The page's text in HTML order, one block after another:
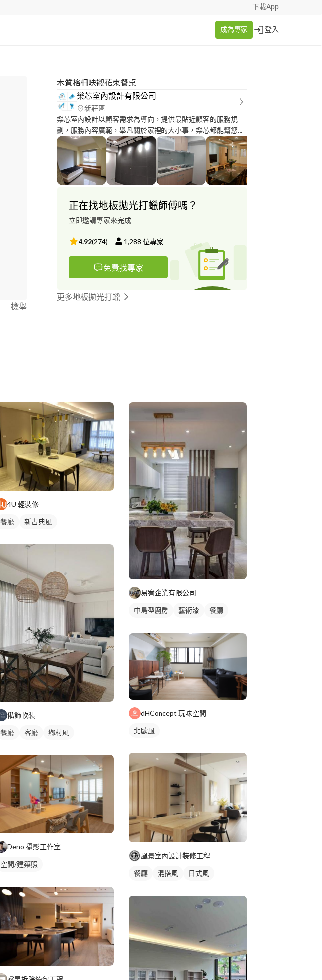
下載App
成為專家 登入
檢舉
木質格柵映襯花束餐桌
樂芯室內設計有限公司
新莊區
樂芯室內設計以顧客需求為導向，提供最貼近顧客的服務規
劃，服務內容廣範，舉凡關於家裡的大小事，樂芯都能幫您完
成，不管大小裝修工程，樂芯始終用心，樂芯沒有奢華的話
術，只有用用心完成每個顧客的期望。不管您有任何大小事，
歡迎洽詢。
正在找地板拋光打蠟師傅嗎？
立即邀請專家來完成
4.92(274) 1,288 位專家
免費找專家
更多地板拋光打蠟
4U 輕裝修
餐廳 新古典風
俬飾軟裝
餐廳 客廳 鄉村風
Deno 攝影工作室
空間/建築照
易宥企業有限公司
中島型廚房 藝術漆
餐廳
dHConcept 玩味空間
北歐風
凰景室內設計裝修工程
餐廳 混搭風 日式風